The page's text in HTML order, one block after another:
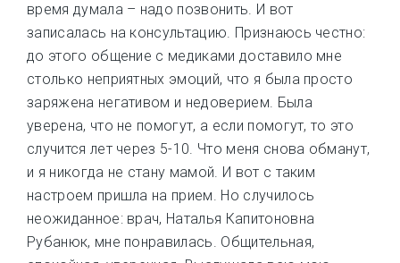
время думала – надо позвонить. И вот
записалась на консультацию. Признаюсь честно:
до этого общение с медиками доставило мне
столько неприятных эмоций, что я была просто
заряжена негативом и недоверием. Была
уверена, что не помогут, а если помогут, то это
случится лет через 5-10. Что меня снова обманут,
и я никогда не стану мамой. И вот с таким
настроем пришла на прием. Но случилось
неожиданное: врач, Наталья Капитоновна
Рубанюк, мне понравилась. Общительная,